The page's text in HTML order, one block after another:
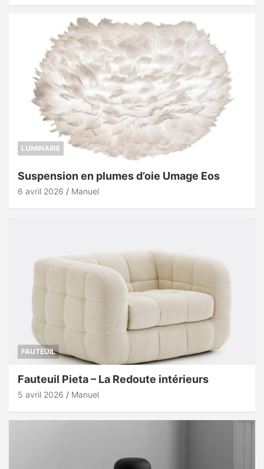
LUMINAIRE
Suspension en plumes d’oie Umage Eos
6 avril 2026 Manuel
FAUTEUIL
Fauteuil Pieta – La Redoute intérieurs
5 avril 2026 Manuel